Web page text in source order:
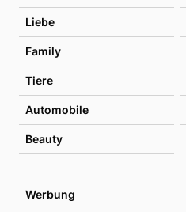
Liebe
Family
Tiere
Automobile
Beauty
Werbung